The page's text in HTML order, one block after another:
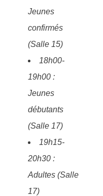
Jeunes
confirmés
(Salle 15)
18h00-
19h00 :
Jeunes
débutants
(Salle 17)
19h15-
20h30 :
Adultes (Salle
17)